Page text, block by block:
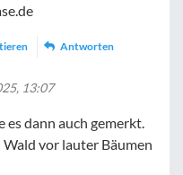
Antworten
13:07
es dann auch gemerkt.
vor lauter Bäumen